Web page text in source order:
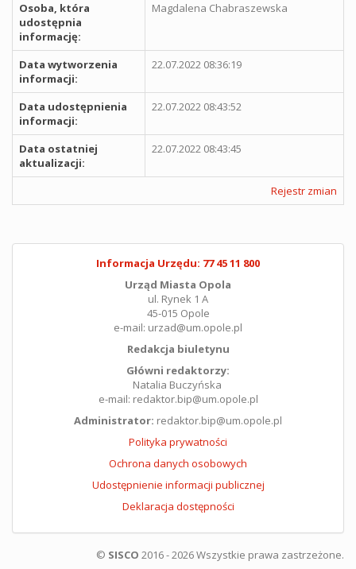
Osoba, która
udostępnia
informację:
Magdalena Chabraszewska
Data wytworzenia
informacji:
22.07.2022 08:36:19
Data udostępnienia
informacji:
22.07.2022 08:43:52
Data ostatniej
aktualizacji:
22.07.2022 08:43:45
Rejestr zmian
Informacja Urzędu: 77 45 11 800
Urząd Miasta Opola
ul. Rynek 1 A
45-015 Opole
e-mail: urzad@um.opole.pl
Redakcja biuletynu
Główni redaktorzy:
Natalia Buczyńska
e-mail: redaktor.bip@um.opole.pl
Administrator: redaktor.bip@um.opole.pl
Polityka prywatności
Ochrona danych osobowych
Udostępnienie informacji publicznej
Deklaracja dostępności
© SISCO 2016 - 2026 Wszystkie prawa zastrzeżone.